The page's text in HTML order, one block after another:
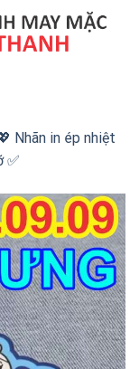
Nhãn in ép nhiệt
✅